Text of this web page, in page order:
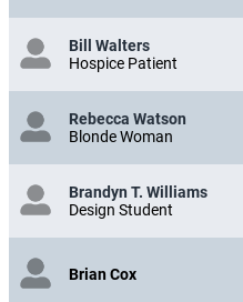
Bill Walters
Hospice Patient
Rebecca Watson
Blonde Woman
Brandyn T. Williams
Design Student
Brian Cox